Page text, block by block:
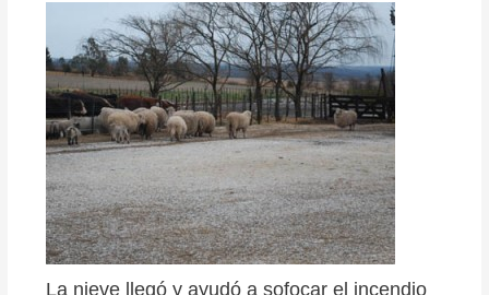
La nieve llegó y ayudó a sofocar el incendio